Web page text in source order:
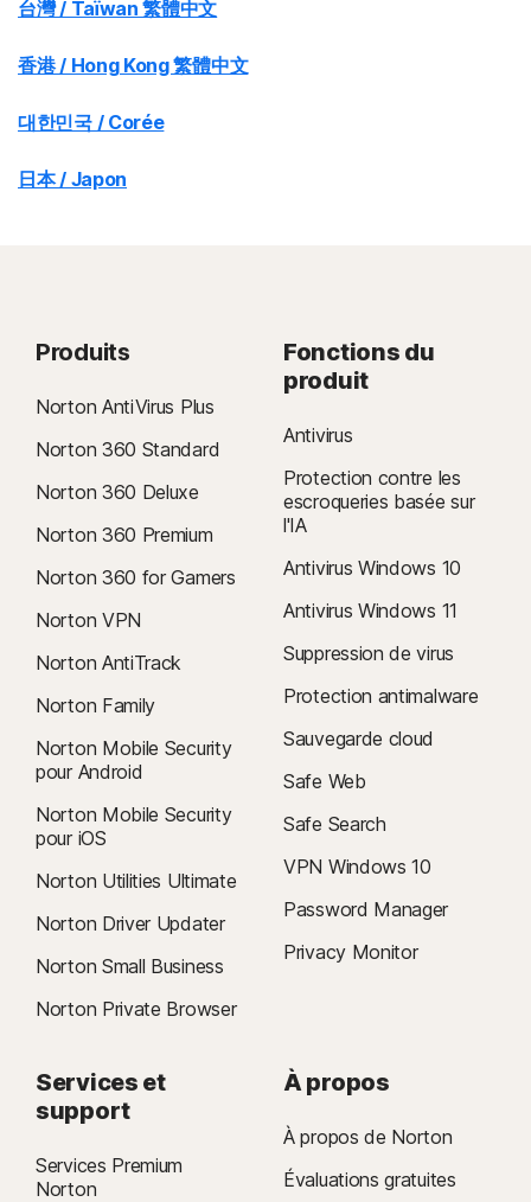
台灣 / Taïwan 繁體中文
香港 / Hong Kong 繁體中文
대한민국 / Corée
日本 / Japon
Produits
Norton AntiVirus Plus
Norton 360 Standard
Norton 360 Deluxe
Norton 360 Premium
Norton 360 for Gamers
Norton VPN
Norton AntiTrack
Norton Family
Norton Mobile Security
pour Android
Norton Mobile Security
pour iOS
Norton Utilities Ultimate
Norton Driver Updater
Norton Small Business
Norton Private Browser
Fonctions du
produit
Antivirus
Protection contre les
escroqueries basée sur
l'IA
Antivirus Windows 10
Antivirus Windows 11
Suppression de virus
Protection antimalware
Sauvegarde cloud
Safe Web
Safe Search
VPN Windows 10
Password Manager
Privacy Monitor
Services et
support
Services Premium
Norton
À propos
À propos de Norton
Évaluations gratuites